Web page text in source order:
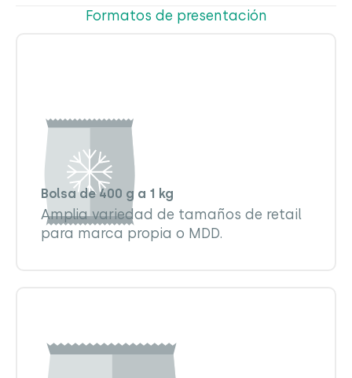
Formatos de presentación
Bolsa de 400 g a 1 kg
Amplia variedad de tamaños de retail
para marca propia o MDD.